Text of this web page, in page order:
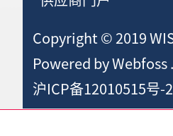
Copyright © 2019
Powered byWebfoss.
沪ICP备12010515号-